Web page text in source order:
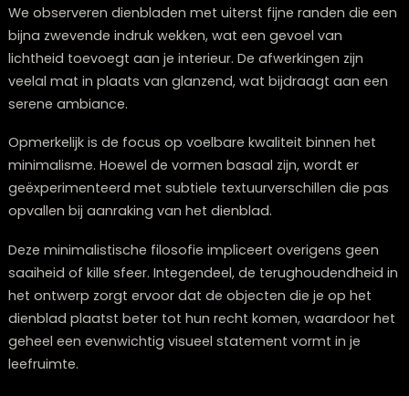
In de keuken dienen dienbladen niet alleen als
maar ook als een mobiel voorbereidingsstation.
Dienbladen met opstaande randen zijn ideaal om
ingrediënten te bundelen voordat je met koken begint.
Invloed van minimalisme op dienblad
designs van 2026
Minimalisme oefent een aanzienlijke invloed uit op de
**doelgerichte eenvoud** en bruikbaarheid, ontdaan
overbodige details. Deze stroming manifesteert zich
strakke geometrische patronen en ingetogen
kleurschema’s.